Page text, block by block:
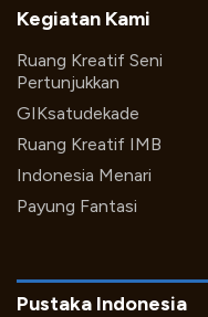
Kegiatan Kami
Ruang Kreatif Seni
Pertunjukkan
GIKsatudekade
Ruang Kreatif IMB
Indonesia Menari
Payung Fantasi
Pustaka Indonesia